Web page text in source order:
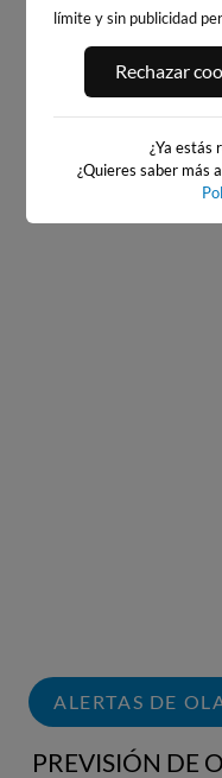
PLAYA DEL PALMAR,
DE LA FRONTERA
47km · Vejer de la Frontera
PLATO
ALERTAS DE
PREVISIÓN DE
límite y sin publicidad
Rechazar
¿Ya estás
¿Quieres saber más